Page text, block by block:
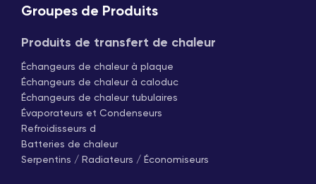
Groupes de Produits
Produits de transfert de chaleur
Échangeurs de chaleur à plaque
Échangeurs de chaleur à caloduc
Échangeurs de chaleur tubulaires
Évaporateurs et Condenseurs
Refroidisseurs d
Batteries de chaleur
Serpentins / Radiateurs / Économiseurs